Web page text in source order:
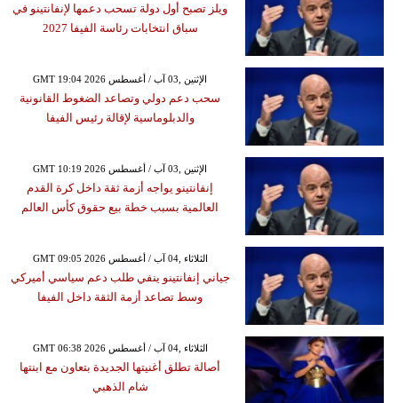
ويلز تصبح أول دولة تسحب دعمها لإنفانتينو في
سباق انتخابات رئاسة الفيفا 2027
GMT 19:04 2026 الإثنين ,03 آب / أغسطس
سحب دعم دولي وتصاعد الضغوط القانونية
والدبلوماسية لإقالة رئيس الفيفا
GMT 10:19 2026 الإثنين ,03 آب / أغسطس
إنفانتينو يواجه أزمة ثقة داخل كرة القدم
العالمية بسبب خطة بيع حقوق كأس العالم
GMT 09:05 2026 الثلاثاء ,04 آب / أغسطس
جياني إنفانتينو ينفي طلب دعم سياسي أميركي
وسط تصاعد أزمة الثقة داخل الفيفا
GMT 06:38 2026 الثلاثاء ,04 آب / أغسطس
أصالة تطلق أغنيتها الجديدة بتعاون مع ابنتها
شام الذهبي